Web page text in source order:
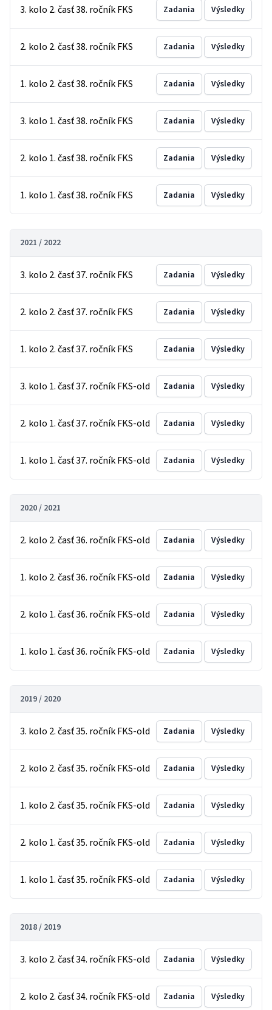
3. kolo 2. časť 38. ročník FKS Zadania Výsledky
2. kolo 2. časť 38. ročník FKS Zadania Výsledky
1. kolo 2. časť 38. ročník FKS Zadania Výsledky
3. kolo 1. časť 38. ročník FKS Zadania Výsledky
2. kolo 1. časť 38. ročník FKS Zadania Výsledky
1. kolo 1. časť 38. ročník FKS Zadania Výsledky
2021 / 2022
3. kolo 2. časť 37. ročník FKS Zadania Výsledky
2. kolo 2. časť 37. ročník FKS Zadania Výsledky
1. kolo 2. časť 37. ročník FKS Zadania Výsledky
3. kolo 1. časť 37. ročník FKS-old Zadania Výsledky
2. kolo 1. časť 37. ročník FKS-old Zadania Výsledky
1. kolo 1. časť 37. ročník FKS-old Zadania Výsledky
2020 / 2021
2. kolo 2. časť 36. ročník FKS-old Zadania Výsledky
1. kolo 2. časť 36. ročník FKS-old Zadania Výsledky
2. kolo 1. časť 36. ročník FKS-old Zadania Výsledky
1. kolo 1. časť 36. ročník FKS-old Zadania Výsledky
2019 / 2020
3. kolo 2. časť 35. ročník FKS-old Zadania Výsledky
2. kolo 2. časť 35. ročník FKS-old Zadania Výsledky
1. kolo 2. časť 35. ročník FKS-old Zadania Výsledky
2. kolo 1. časť 35. ročník FKS-old Zadania Výsledky
1. kolo 1. časť 35. ročník FKS-old Zadania Výsledky
2018 / 2019
3. kolo 2. časť 34. ročník FKS-old Zadania Výsledky
2. kolo 2. časť 34. ročník FKS-old Zadania Výsledky